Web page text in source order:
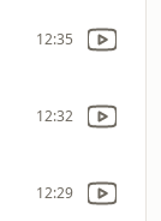
12:35
12:32
12:29